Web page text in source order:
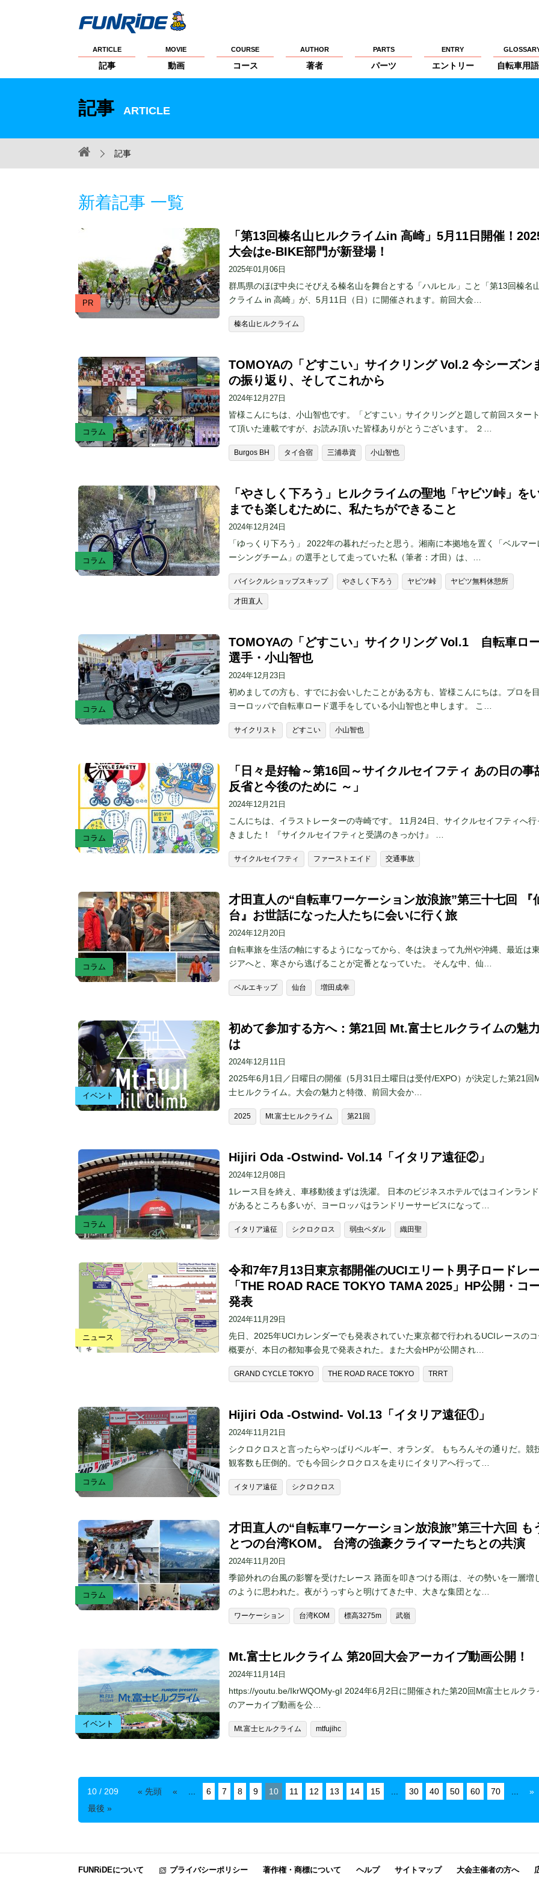
ARTICLE
記事
MOVIE
動画
COURSE
コース
AUTHOR
著者
PARTS
パーツ
ENTRY
エントリー 自転車用
記事 ARTICLE
記事
新着記事 一覧
PR
「第13回榛名山ヒルクライムin 高崎」5月11日開催！
大会はe-BIKE部門が新登場！
2025年01月06日
群馬県のほぼ中央にそびえる榛名山を舞台とする「ハルヒル」こと「第13回榛名
クライム in 高崎」が、5月11日（日）に開催されます。前回大会…
榛名山ヒルクライム
コラム
TOMOYAの「どすこい」サイクリング Vol.2 今シーズン
の振り返り、そしてこれから
2024年12月27日
皆様こんにちは、小山智也です。「どすこい」サイクリングと題して前回スター
て頂いた連載ですが、お読み頂いた皆様ありがとうございます。 ２…
Burgos BH タイ合宿 三浦恭資 小山智也
コラム
「やさしく下ろう」ヒルクライムの聖地「ヤビツ峠」を
までも楽しむために、私たちができること
2024年12月24日
「ゆっくり下ろう」 2022年の暮れだったと思う。湘南に本拠地を置く「ベルマー
ーシングチーム」の選手として走っていた私（筆者：才田）は、…
バイシクルショップスキップ やさしく下ろう ヤビツ峠 ヤビツ無料休憩所
才田直人
コラム
TOMOYAの「どすこい」サイクリング Vol.1 自転車ロ
選手・小山智也
2024年12月23日
初めましての方も、すでにお会いしたことがある方も、皆様こんにちは。プロを
ヨーロッパで自転車ロード選手をしている小山智也と申します。 こ…
サイクリスト どすこい 小山智也
コラム
「日々是好輪～第16回～サイクルセイフティ あの日の事
反省と今後のために ～」
2024年12月21日
こんにちは、イラストレーターの寺崎です。 11月24日、サイクルセイフティへ行
きました！ 『サイクルセイフティと受講のきっかけ』 …
サイクルセイフティ ファーストエイド 交通事故
コラム
才田直人の“自転車ワーケーション放浪旅”第三十七回 『
台』お世話になった人たちに会いに行く旅
2024年12月20日
自転車旅を生活の軸にするようになってから、冬は決まって九州や沖縄、最近は
ジアへと、寒さから逃げることが定番となっていた。 そんな中、仙…
ベルエキップ 仙台 増田成幸
イベント
初めて参加する方へ：第21回 Mt.富士ヒルクライムの魅
は
2024年12月11日
2025年6月1日／日曜日の開催（5月31日土曜日は受付/EXPO）が決定した第21回
士ヒルクライム。大会の魅力と特徴、前回大会か…
2025 Mt.富士ヒルクライム 第21回
コラム
Hijiri Oda -Ostwind- Vol.14「イタリア遠征②」
2024年12月08日
1レース目を終え、車移動後まずは洗濯。 日本のビジネスホテルではコインラン
があるところも多いが、ヨーロッパはランドリーサービスになって…
イタリア遠征 シクロクロス 弱虫ペダル 織田聖
ニュース
令和7年7月13日東京都開催のUCIエリート男子ロードレ
「THE ROAD RACE TOKYO TAMA 2025」HP公開・コ
発表
2024年11月29日
先日、2025年UCIカレンダーでも発表されていた東京都で行われるUCIレースのコ
概要が、本日の都知事会見で発表された。また大会HPが公開され…
GRAND CYCLE TOKYO THE ROAD RACE TOKYO TRRT
コラム
Hijiri Oda -Ostwind- Vol.13「イタリア遠征①」
2024年11月21日
シクロクロスと言ったらやっぱりベルギー、オランダ。 もちろんその通りだ。競
観客数も圧倒的。でも今回シクロクロスを走りにイタリアへ行って…
イタリア遠征 シクロクロス
コラム
才田直人の“自転車ワーケーション放浪旅”第三十六回 も
とつの台湾KOM。 台湾の強豪クライマーたちとの共演
2024年11月20日
季節外れの台風の影響を受けたレース 路面を叩きつける雨は、その勢いを一層増
のように思われた。夜がうっすらと明けてきた中、大きな集団とな…
ワーケーション 台湾KOM 標高3275m 武嶺
イベント
Mt.富士ヒルクライム 第20回大会アーカイブ動画公開！
2024年11月14日
https://youtu.be/IkrWQOMy-gI 2024年6月2日に開催された第20回Mt富士ヒルクラ
のアーカイブ動画を公…
Mt.富士ヒルクライム mtfujihc
10 / 209 « 先頭 « 6 7 8 9 10 11 12 13 14 15 30 40 50 60 70
»
最後 »
FUNRiDEについて プライバシーポリシー 著作権・商標について ヘルプ サイトマップ 大会主催者の方へ